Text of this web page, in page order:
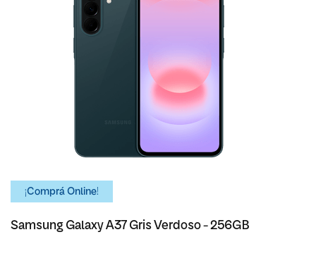
¡Comprá Online!
Samsung Galaxy A37 Gris Verdoso - 256GB